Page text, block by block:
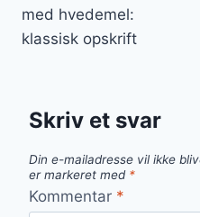
med hvedemel:
klassisk opskrift
Skriv et svar
Din e-mailadresse vil ikke
er markeret med *
Kommentar *